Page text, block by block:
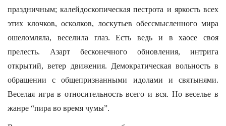
праздничным; калейдоскопическая пестрота и яркость всех
этих клочков, осколков, лоскутьев обессмысленного мира
ошеломляла, веселила глаз. Есть ведь и в хаосе своя
прелесть. Азарт бесконечного обновления, интрига
открытий, ветер движения. Демократическая вольность в
обращении с общепризнанными идолами и святынями.
Веселая игра в относительность всего и вся. Но веселье в
жанре “пира во время чумы”.